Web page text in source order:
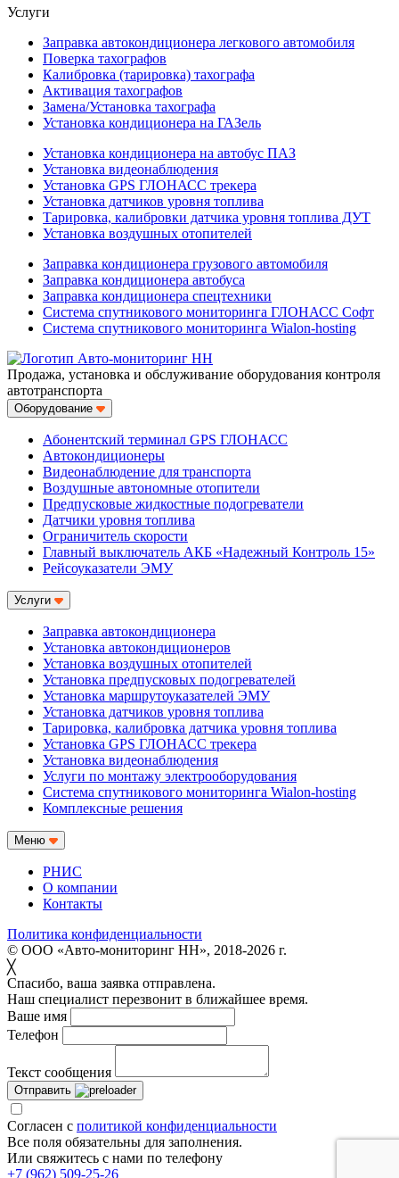
Услуги
Заправка автокондиционера легкового автомобиля
Поверка тахографов
Калибровка (тарировка) тахографа
Активация тахографов
Замена/Установка тахографа
Установка кондиционера на ГАЗель
Установка кондиционера на автобус ПАЗ
Установка видеонаблюдения
Установка GPS ГЛОНАСС трекера
Установка датчиков уровня топлива
Тарировка, калибровки датчика уровня топлива ДУТ
Установка воздушных отопителей
Заправка кондиционера грузового автомобиля
Заправка кондиционера автобуса
Заправка кондиционера спецтехники
Система спутникового мониторинга ГЛОНАСС Софт
Система спутникового мониторинга Wialon-hosting
Продажа, установка и обслуживание оборудования контроля
автотранспорта
Оборудование
Абонентский терминал GPS ГЛОНАСС
Автокондиционеры
Видеонаблюдение для транспорта
Воздушные автономные отопители
Предпусковые жидкостные подогреватели
Датчики уровня топлива
Ограничитель скорости
Главный выключатель АКБ «Надежный Контроль 15»
Рейсоуказатели ЭМУ
Услуги
Заправка автокондиционера
Установка автокондиционеров
Установка воздушных отопителей
Установка предпусковых подогревателей
Установка маршрутоуказателей ЭМУ
Установка датчиков уровня топлива
Тарировка, калибровка датчика уровня топлива
Установка GPS ГЛОНАСС трекера
Установка видеонаблюдения
Услуги по монтажу электрооборудования
Система спутникового мониторинга Wialon-hosting
Комплексные решения
Меню
РНИС
О компании
Контакты
Политика конфиденциальности
© ООО «Авто-мониторинг НН», 2018-2026 г.
╳
Спасибо, ваша заявка отправлена.
Наш специалист перезвонит в ближайшее время.
Ваше имя
Телефон
Текст сообщения
Отправить
Согласен с политикой конфиденциальности
Все поля обязательны для заполнения.
Или свяжитесь с нами по телефону
+7 (962) 509-25-26